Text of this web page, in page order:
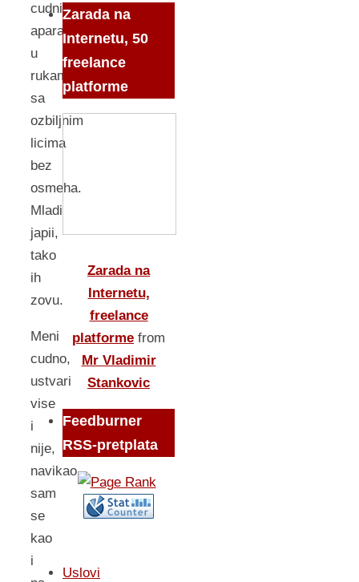
cudnim
aparatima
u
rukama,
sa
ozbiljnim
licima
bez
osmeha.
Mladi
japii,
tako
ih
zovu.
Meni
cudno,
ustvari
vise
i
nije,
navikao
sam
se
kao
i
Zarada na
Internetu, 50
freelance
platforme
Zarada na
Internetu,
freelance
platforme from
Mr Vladimir
Stankovic
Feedburner
RSS-pretplata
Uslovi